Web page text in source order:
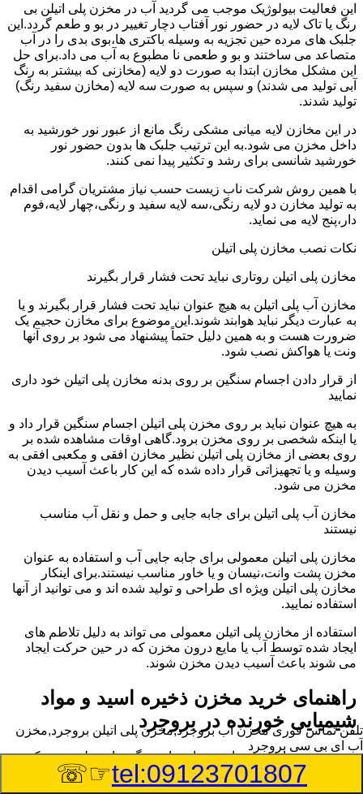
این فعالیت بیولوژیک موجب می گردید آب در مخزن پلی اتیلن بی
رنگ یا تاک لایه در حضور نور آفتاب دچار تغییر در بو و طعم گردد.این
جلبک های مرده حین تجزیه به وسیله باکتری ها،بوی بدی را در آب
متصاعد می ساختند و بو و طعمی نا مطبوع به آب می داد.برای حل
این مشکل مخازن ابتدا به صورت دو لایه (مخازنی که بیشتر به رنگ
آبی تولید می شدند) و سپس به صورت سه لایه (مخازن سفید رنگ)
تولید شدند.
در این مخازن لایه میانی مشکی رنگ مانع از عبور نور خورشید به
داخل مخزن می شود.به این ترتیب جلبک ها بدون حضور نور
خورشید شانسی برای رشد و تکثیر پیدا نمی کنند.
با همین روش شرکت ناب زیست حسب نیاز مشتریان گرامی اقدام
به تولید مخازن دو لایه رنگی،سه لایه سفید و رنگی،چهار لایه،فوم
دار،پنج لایه می نماید.
نکات نصب مخازن پلی اتیلن
مخازن پلی اتیلن روتاری نباید تحت فشار قرار بگیرند
مخازن آب پلی اتیلن به هیچ عنوان نباید تحت فشار قرار بگیرند و یا
به عبارت دیگر نباید هوابند شوند.این موضوع برای مخازن حجیم یک
ضرورت هست و به همین دلیل حتماً پیشنهاد می شود بر روی آنها
ونت یا هواکش نصب شود.
از قرار دادن اجسام سنگین بر روی بدنه مخازن پلی اتیلن خود داری
نمایید
به هیچ عنوان نباید بر روی مخزن پلی اتیلن اجسام سنگین قرار داد و
یا اینکه شخصی بر روی مخزن برود.گاهی اوقات مشاهده شده بر
روی بعضی از مخازن پلی اتیلن نظیر مخازن افقی و مکعبی افقی به
وسیله و یا تجهیزاتی قرار داده شده که این کار باعث آسیب دیدن
مخزن می شود.
مخازن آب پلی اتیلن برای جابه جایی و حمل و نقل آب مناسب
نیستند
مخازن پلی اتیلن معمولی برای جابه جایی آب و استفاده به عنوان
مخزن پشت وانت،نیسان و یا خاور مناسب نیستند.برای اینکار
مخازن پلی اتیلن ویژه ای طراحی و تولید شده اند و می توانید از آنها
استفاده نمایید.
استفاده از مخازن پلی اتیلن معمولی می تواند به دلیل تلاطم های
ایجاد شده توسط آب یا مایع درون مخزن که در حین حرکت ایجاد
می شوند باعث آسیب دیدن مخزن شوند.
راهنمای خرید مخزن ذخیره اسید و مواد
شیمیایی خورنده در بروجرد
مخزن ذخیره اسید و مواد شیمیایی باید به گونه ای تولید شوند که
بتوانند در برابر چگالی نسبتا بالا و خورندگی انواع اسیدها مقاومت
کافی داشته باشند.به همین دلیل نمی توان در هر مخزنی اسید و مواد
تلفن تماس فوریمخزن آب بروجرد,مخزن پلی اتیلن بروجرد,مخزن
آب ای بی سی بروجرد
tel:09123701807
☞☏